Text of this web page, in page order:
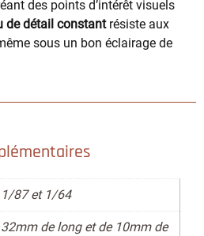
des points d’intérêt visuels
de détail constantrésiste aux
sous un bon éclairage de
1/87 et 1/64
32mm de long et de 10mm de